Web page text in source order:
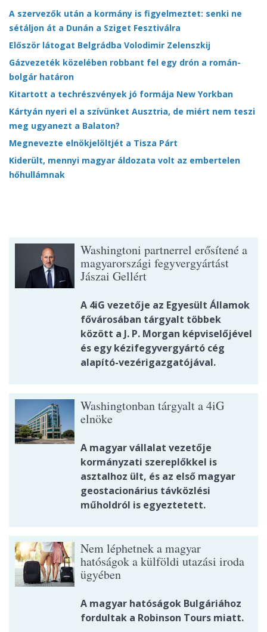
A szervezők után a kormány is figyelmeztet: senki ne
sétáljon át a Dunán a Sziget Fesztiválra
Először látogat Belgrádba Volodimir Zelenszkij
Gázvezeték közelében robbant fel egy drón a román-
bolgár határon
Kitartott a techrészvények jó formája New Yorkban
Kártyán nyeri el a szívünket Ausztria, de miért nem teszi
meg ugyanezt a Balaton?
Megnevezte elnökjelöltjét a Tisza Párt
Kiderült, mennyi magyar áldozata volt az embertelen
hőhullámnak
Washingtoni partnerrel erősítené a
magyarországi fegyvergyártást
Jászai Gellért
A 4iG vezetője az Egyesült Államok
fővárosában tárgyalt többek
között a J. P. Morgan képviselőjével
és egy kézifegyvergyártó cég
alapító-vezérigazgatójával.
Washingtonban tárgyalt a 4iG
elnöke
A magyar vállalat vezetője
kormányzati szereplőkkel is
asztalhoz ült, és az első magyar
geostacionárius távközlési
műholdról is egyeztetett.
Nem léphetnek a magyar
hatóságok a külföldi utazási iroda
ügyében
A magyar hatóságok Bulgáriához
fordultak a Robinson Tours miatt.